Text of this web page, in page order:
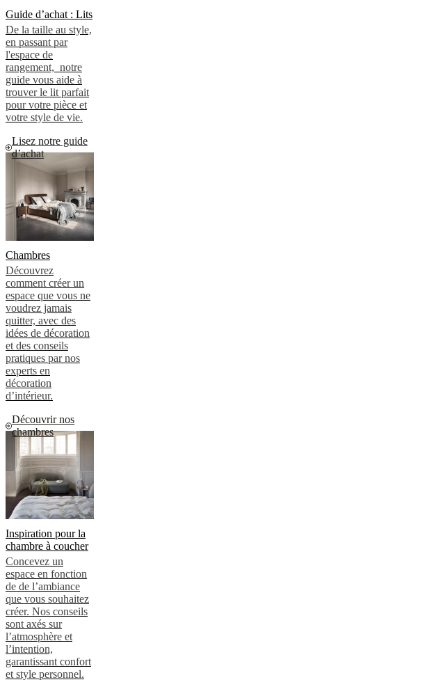
propos
de
BoConceptValeursResponsabilité
de
l’entreprise
L’histoire
presseSavoir-
faire
et
qualitéRencontre
avec
nos
designersPersonnalisation
and
certificationsDéclaration
d’accessibilité
Devenir
franchiséProfessionals
ProgramProjectsArticles
Guide d’achat : Lits
De la taille au style,
en passant par
l'espace de
rangement, notre
guide vous aide à
trouver le lit parfait
pour votre pièce et
votre style de vie.
Lisez notre guide
d’achat
Chambres
Découvrez
comment créer un
espace que vous ne
voudrez jamais
quitter, avec des
idées de décoration
et des conseils
pratiques par nos
experts en
décoration
d’intérieur.
Découvrir nos
chambres
Inspiration pour la
chambre à coucher
Concevez un
espace en fonction
de de l’ambiance
que vous souhaitez
créer. Nos conseils
sont axés sur
l’atmosphère et
l’intention,
garantissant confort
et style personnel.